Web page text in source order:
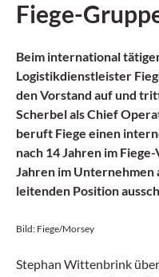
Fiege-
Beim international
Logistikdienstleister
den Vorstand auf und
Scherbel als Chief
beruft Fiege einen
nach 14 Jahren im
Jahren im Unternehmen
leitenden Position
Bild: Fiege/Morsey
Stephan Wittenbrink